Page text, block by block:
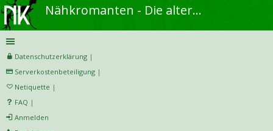
Nähkromanten - Die alternative Näh- und DIY-Community
Datenschutzerklärung |
Serverkostenbeteiligung |
Netiquette |
FAQ |
Anmelden